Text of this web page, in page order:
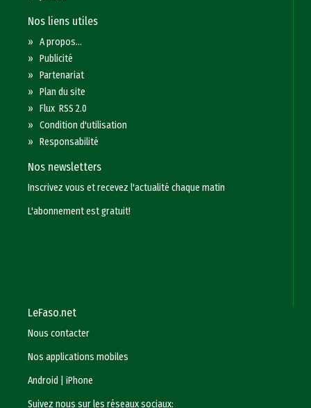
Nos liens utiles
»A propos...
»Publicité
»Partenariat
»Plan du site
»Flux RSS 2.0
»Condition d'utilisation
»Responsabilité
Nos newsletters
Inscrivez vous et recevez l'actualité chaque matin
L'abonnement est gratuit!
LeFaso.net
Nous contacter
Nos applications mobiles
Android
|iPhone
Suivez nous sur les réseaux sociaux: